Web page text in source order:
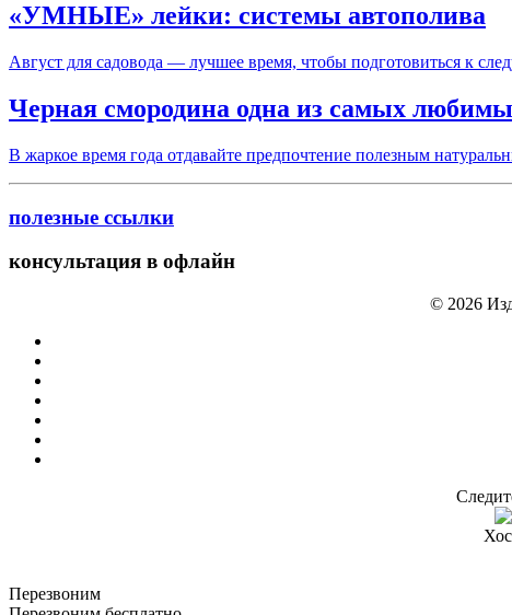
«УМНЫЕ» лейки: системы автополива
Август для садовода — лучшее время, чтобы подготовиться к
Черная смородина одна из самых
В жаркое время года отдавайте предпочтение полезным
полезные ссылки
консультация в офлайн
© 2026
Перезвоним